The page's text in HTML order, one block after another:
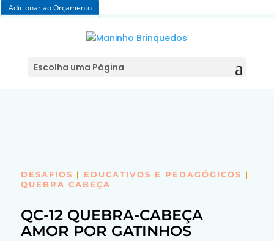
Escolha uma Página
Adicionar ao Orçamento
DESAFIOS | EDUCATIVOS E PEDAGÓGICOS |
QUEBRA CABEÇA
QC-12 QUEBRA-CABEÇA
AMOR POR GATINHOS